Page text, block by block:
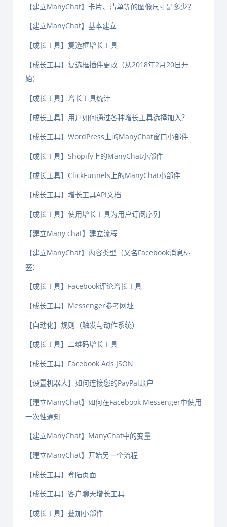
【建立ManyChat】卡片、清单等的图像尺寸是多少？
【建立ManyChat】基本建立
【成长工具】复选框增长工具
【成长工具】复选框插件更改（从2018年2月20日开
始）
【成长工具】增长工具统计
【成长工具】用户如何通过各种增长工具选择加入？
【成长工具】WordPress上的ManyChat窗口小部件
【成长工具】Shopify上的ManyChat小部件
【成长工具】ClickFunnels上的ManyChat小部件
【成长工具】增长工具API文档
【成长工具】使用增长工具为用户订阅序列
【建立Many chat】建立流程
【建立ManyChat】内容类型（又名Facebook消息标
签）
【成长工具】Facebook评论增长工具
【成长工具】Messenger参考网址
【自动化】规则（触发与动作系统）
【成长工具】二维码增长工具
【成长工具】Facebook Ads JSON
【设置机器人】如何连接您的PayPal账户
【建立ManyChat】如何在Facebook Messenger中使用
一次性通知
【建立ManyChat】ManyChat中的变量
【建立ManyChat】开始另一个流程
【成长工具】登陆页面
【成长工具】客户聊天增长工具
【成长工具】叠加小部件